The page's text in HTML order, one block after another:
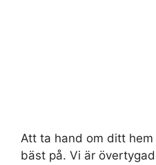
Att ta hand om ditt
bäst på. Vi är